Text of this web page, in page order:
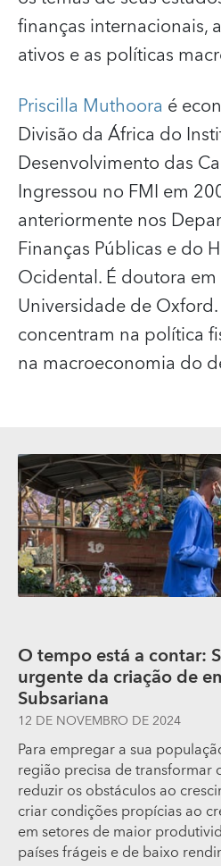
finanças internacionais,
ativos e as políticas
Priscilla Muthoora é
Divisão da África do
Desenvolvimento das
Ingressou no FMI em
anteriormente nos
Finanças Públicas e do
Ocidental. É doutora
Universidade de
concentram na política
na macroeconomia do
O tempo está a contar:
urgente da criação de
Subsariana
12 DE NOVEMBRO DE 2024
Para empregar a sua
região precisa de transformar
reduzir os obstáculos ao
criar condições propícias ao
em setores de maior
países frágeis e de baixo